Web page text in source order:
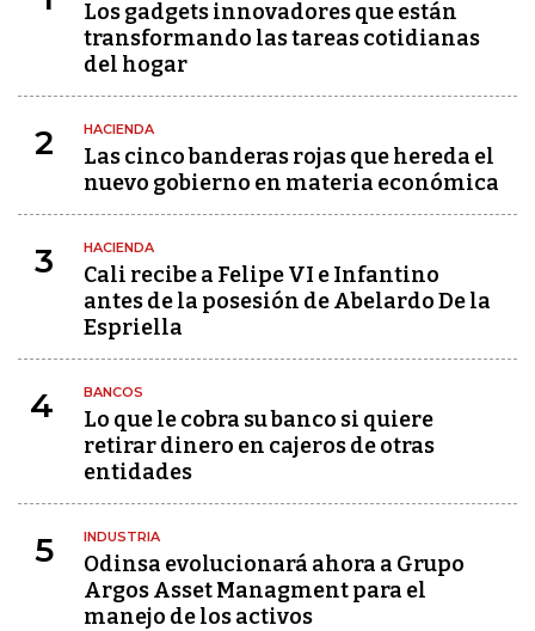
Los gadgets innovadores que están
transformando las tareas cotidianas
del hogar
2 HACIENDA
Las cinco banderas rojas que hereda el
nuevo gobierno en materia económica
3 HACIENDA
Cali recibe a Felipe VI e Infantino
antes de la posesión de Abelardo De la
Espriella
4 BANCOS
Lo que le cobra su banco si quiere
retirar dinero en cajeros de otras
entidades
5 INDUSTRIA
Odinsa evolucionará ahora a Grupo
Argos Asset Managment para el
manejo de los activos